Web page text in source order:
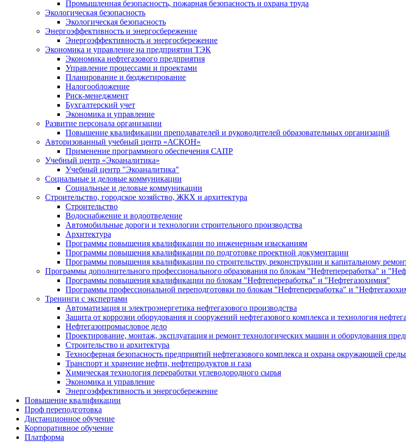
Промышленная безопасность, пожарная безопасность и охрана труда
Экологическая безопасность
Экологическая безопасность
Энергоэффективность и энергосбережение
Энергоэффективность и энергосбережение
Экономика и управление на предприятии ТЭК
Экономика нефтегазового предприятия
Управление процессами и проектами
Планирование и бюджетирование
Налогообложение
Риск-менеджмент
Бухгалтерский учет
Экономика и управление
Развитие персонала организации
Повышение квалификации преподавателей и руководителей образовательных организаций
Авторизованный учебный центр «АСКОН»
Применение программного обеспечения САПР
Учебный центр «Экоаналитика»
Учебный центр "Экоаналитика"
Социальные и деловые коммуникации
Социальные и деловые коммуникации
Строительство, городское хозяйство, ЖКХ и архитектура
Строительство
Водоснабжение и водоотведение
Автомобильные дороги и технологии строительного производства
Архитектура
Программы повышения квалификации по инженерным изысканиям
Программы повышения квалификации по подготовке проектной документации
Программы повышения квалификации по строительству, реконструкции и капитальному
Программы дополнительного профессионального образования по блокам "Нефтепереработка" и
Программы повышения квалификации по блокам "Нефтепереработка" и "Нефтегазохимия"
Программы профессиональной переподготовки по блокам "Нефтепереработка" и
Тренинги с экспертами
Автоматизация и электроэнергетика нефтегазового производства
Защита от коррозии оборудования и сооружений нефтегазового комплекса и технология
Нефтегазопромысловое дело
Проектирование, монтаж, эксплуатация и ремонт технологических машин и оборудования
Строительство и архитектура
Техносферная безопасность предприятий нефтегазового комплекса и охрана окружающей среды
Транспорт и хранение нефти, нефтепродуктов и газа
Химическая технология переработки углеводородного сырья
Экономика и управление
Энергоэффективность и энергосбережение
Повышение квалификации
Проф переподготовка
Дистанционное обучение
Корпоративное обучение
Платформа